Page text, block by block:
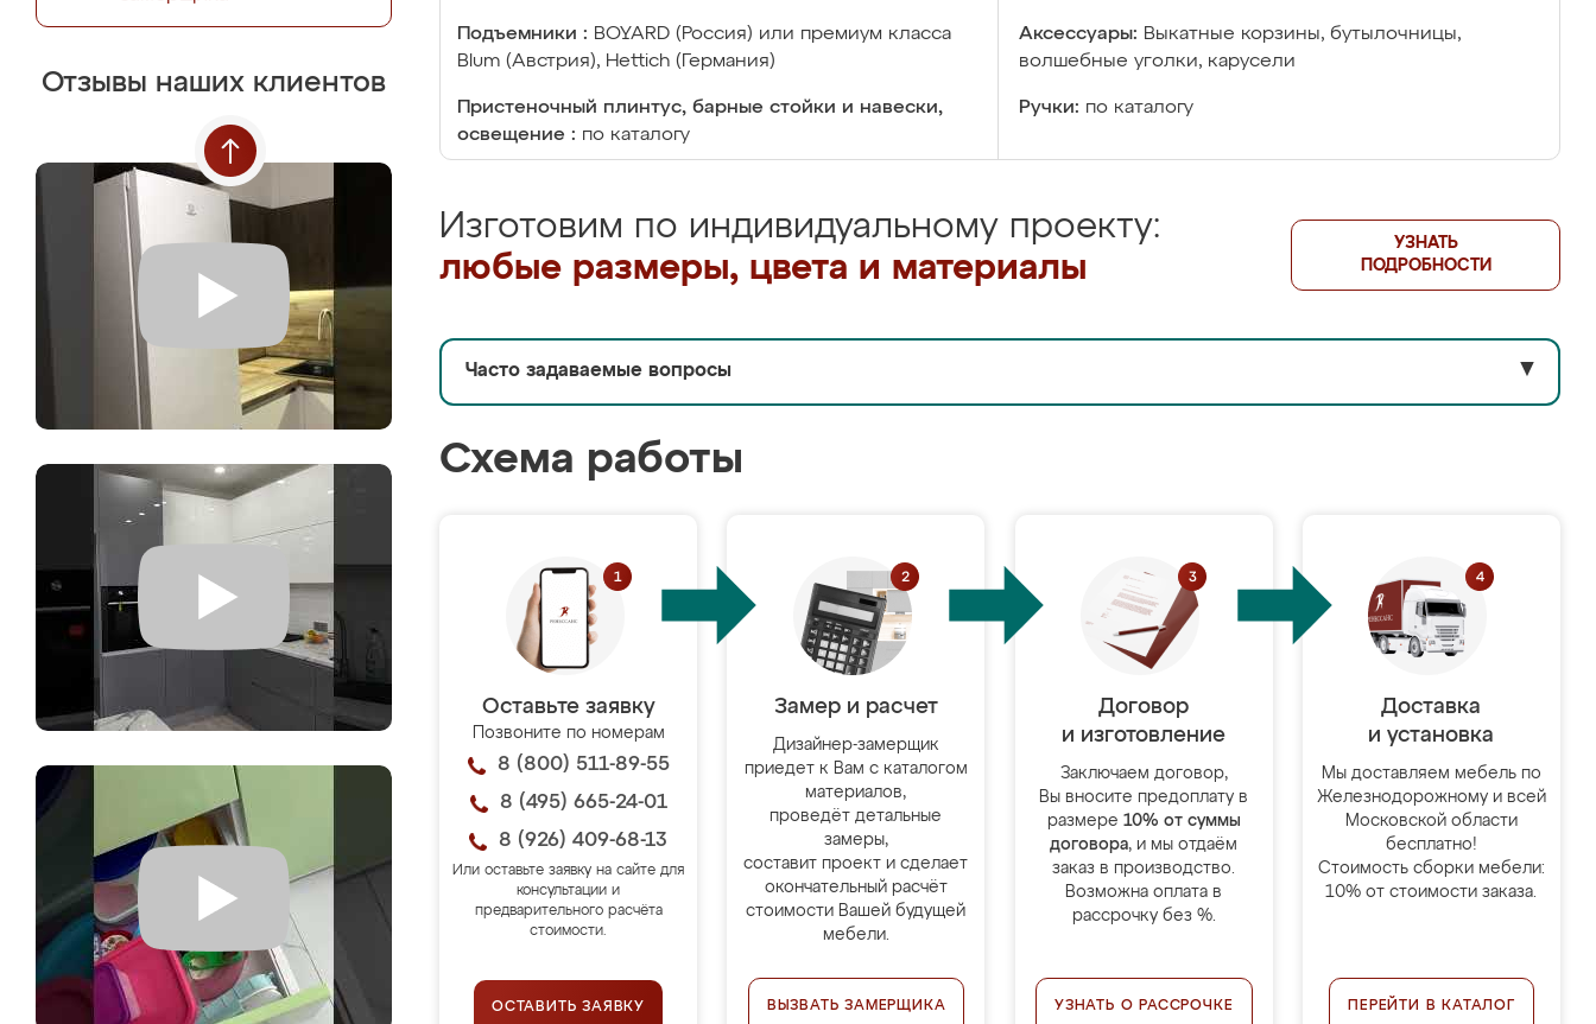
Отзывы наших клиентов
Подъемники : BOYARD (Россия) или премиум класса
Blum (Австрия), Hettich (Германия)
Аксессуары: Выкатные корзины, бутылочницы,
волшебные уголки, карусели
Пристеночный плинтус, барные стойки и навески,
освещение : по каталогу
Ручки: по каталогу
Изготовим по индивидуальному проекту:
любые размеры, цвета и материалы
УЗНАТЬ
ПОДРОБНОСТИ
Часто задаваемые вопросы ▼
Схема работы
Оставьте заявку
Позвоните по номерам
8 (800) 511-89-55
8 (495) 665-24-01
8 (926) 409-68-13
Или оставьте заявку на сайте для
консультации и
предварительного расчёта
стоимости.
ОСТАВИТЬ ЗАЯВКУ
Замер и расчет
Дизайнер-замерщик
приедет к Вам с каталогом
материалов,
проведёт детальные
замеры,
составит проект и сделает
окончательный расчёт
стоимости Вашей будущей
мебели.
ВЫЗВАТЬ ЗАМЕРЩИКА
Договор
и изготовление
Заключаем договор,
Вы вносите предоплату в
размере 10% от суммы
договора, и мы отдаём
заказ в производство.
Возможна оплата в
рассрочку без %.
УЗНАТЬ О РАССРОЧКЕ
Доставка
и установка
Мы доставляем мебель по
Железнодорожному и всей
Московской области
бесплатно!
Стоимость сборки мебели:
10% от стоимости заказа.
ПЕРЕЙТИ В КАТАЛОГ